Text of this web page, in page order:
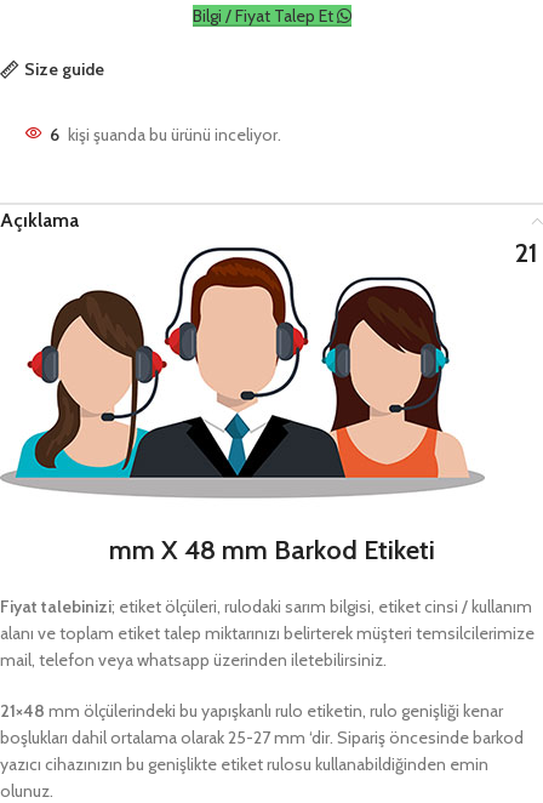
Bilgi / Fiyat Talep Et
Size guide
6 kişi şuanda bu ürünü inceliyor.
Açıklama
21
mm X 48 mm Barkod Etiketi
Fiyat talebinizi; etiket ölçüleri, rulodaki sarım bilgisi, etiket cinsi / kullanım
alanı ve toplam etiket talep miktarınızı belirterek müşteri temsilcilerimize
mail, telefon veya whatsapp üzerinden iletebilirsiniz.
21×48 mm ölçülerindeki bu yapışkanlı rulo etiketin, rulo genişliği kenar
boşlukları dahil ortalama olarak 25-27 mm ‘dir. Sipariş öncesinde barkod
yazıcı cihazınızın bu genişlikte etiket rulosu kullanabildiğinden emin
olunuz.